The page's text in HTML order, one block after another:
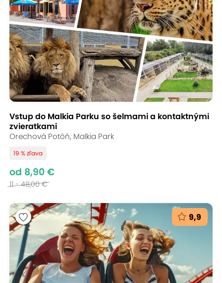
Vstup do Malkia Parku so šelmami a kontaktnými
zvieratkami
Orechová Potôň, Malkia Park
19 % zľava
od 8,90 €
11 - 48,00 €
9,9